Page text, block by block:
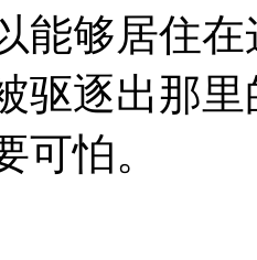
能够居住
驱逐出那
可怕。